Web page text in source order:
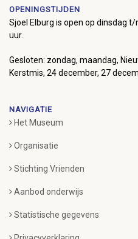
OPENINGSTIJDEN
Sjoel Elburg is open op dinsdag
uur.
Gesloten: zondag, maandag,
Kerstmis, 24 december, 27
NAVIGATIE
Het Museum
Organisatie
Stichting Vrienden
Aanbod onderwijs
Statistische gegevens